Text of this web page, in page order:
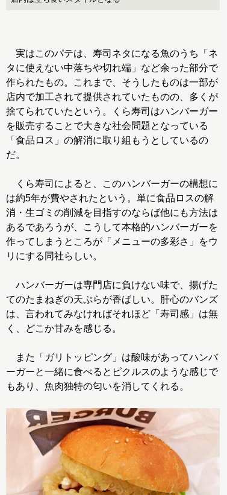
実はこのパテは、寿司ネタになる魚のうち「ネ
タに使えない中落ちや切れ端」など余った部分で
作られたもの。これまで、そうしたものは一部が
店内で加工されて提供されていたものの、多くが
捨てられていたという。くら寿司はハンバーガー
を販売することで大きな社会問題となっている
「食品ロス」の解消に取り組もうとしているの
だ。
くら寿司によると、このハンバーガーの構想に
は約5年が費やされたという。単に食品ロスの解
消・生ゴミの削減を目指すのならば他にも方法は
あるであろうが、こうして本格的ハンバーガーを
作ってしまうところが「メニューの多彩さ」をウ
リにする同社らしい。
ハンバーガーは専門店に負けない味で、揚げた
てのたまねぎの天ぷらが香ばしい。肝心のバンズ
は、言われてみなければそれほど「寿司感」は無
く、どこか甘みを感じる。
また「ガリトッピング」は酸味があってハンバ
ーガーと一緒に食べるとピクルスのような感じで
もあり、魚肉独特の匂いを消してくれる。